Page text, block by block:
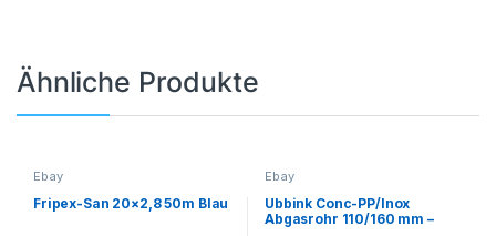
Ähnliche Produkte
Ebay
Fripex-San 20×2,8 50m Blau
Ebay
Ubbink Conc-PP/Inox
Abgasrohr 110/160 mm –